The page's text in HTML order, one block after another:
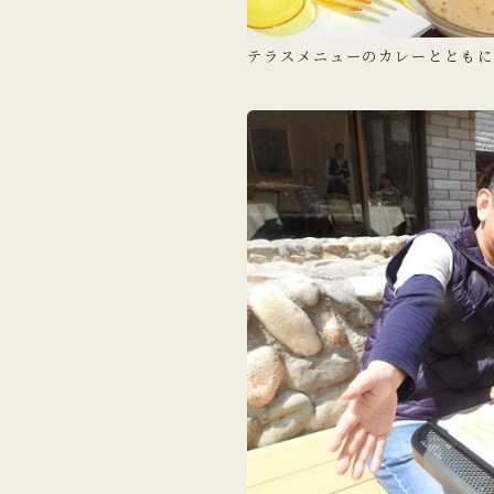
テラスメニューのカレーととも